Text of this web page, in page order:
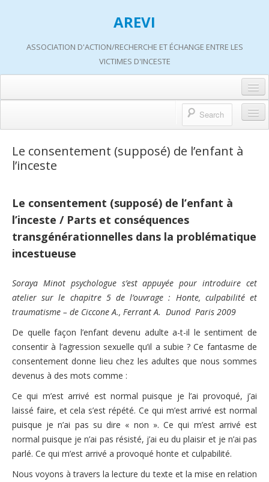
AREVI
ASSOCIATION D'ACTION/RECHERCHE ET ÉCHANGE ENTRE LES
VICTIMES D'INCESTE
A propos d’AREVI
Les groupes de paroles
S’informer
Adhérer
Nous soutenir
Politique de cookies (UE)
A propos d’AREVI
Historique de nos actions
Travaux AREVI
Adhérer
Pour les bénévoles
Nous faire connaître
Dépliant de présentation
Les groupes de paroles
Fonctionnement des groupes de parole
Groupes de parole à Paris
Groupes de parole à Rouen
Groupes de parole à Toulouse
Groupes de parole en distanciel/visioconférence
Le consentement (supposé) de l’enfant à
l’inceste
Le consentement (supposé) de l’enfant à
l’inceste / Parts et conséquences
transgénérationnelles dans la problématique
incestueuse
Soraya Minot psychologue s’est appuyée pour introduire cet
atelier sur le chapitre 5 de l’ouvrage : Honte, culpabilité et
traumatisme – de Ciccone A., Ferrant A. ­ Dunod ­ Paris 2009
De quelle façon l’enfant devenu adulte a-t-il le sentiment de
consentir à l’agression sexuelle qu’il a subie ? Ce fantasme de
consentement donne lieu chez les adultes que nous sommes
devenus à des mots comme :
Ce qui m’est arrivé est normal puisque je l’ai provoqué, j’ai
laissé faire, et cela s’est répété. Ce qui m’est arrivé est normal
puisque je n’ai pas su dire « non ». Ce qui m’est arrivé est
normal puisque je n’ai pas résisté, j’ai eu du plaisir et je n’ai pas
parlé. Ce qui m’est arrivé a provoqué honte et culpabilité.
Nous voyons à travers la lecture du texte et la mise en relation